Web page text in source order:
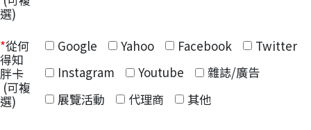
選)
*從何
得知
胖卡
(可複
選)
Google Yahoo Facebook
Twitter
Instagram
Youtube
雜誌/廣告
展覽活動
代理商 其他